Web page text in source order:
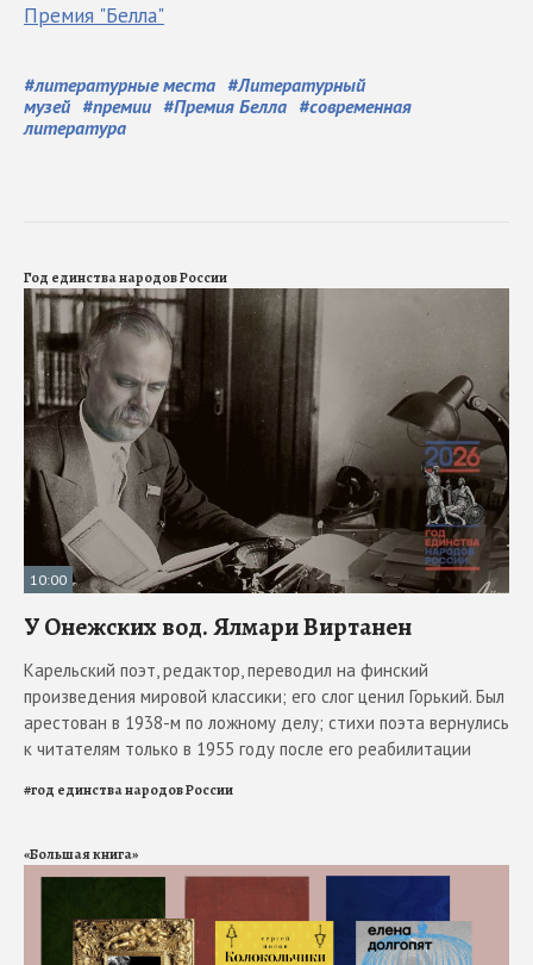
Премия "Белла"
#литературные места #Литературный
музей #премии #Премия Белла #современная
литература
Год единства народов России
10:00
У Онежских вод. Ялмари Виртанен
Карельский поэт, редактор, переводил на финский
произведения мировой классики; его слог ценил Горький. Был
арестован в 1938-м по ложному делу; стихи поэта вернулись
к читателям только в 1955 году после его реабилитации
#год единства народов России
«Большая книга»